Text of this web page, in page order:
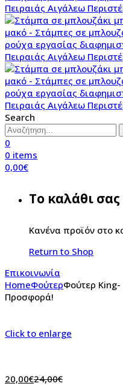
Search
0
0 items
0,00€
Το καλάθι σας
Κανένα προϊόν στο
Return to Shop
Επικοινωνία
HomeΦούτερΦούτερ King-
Προσφορά!
Click to enlarge
20,00€24,00€